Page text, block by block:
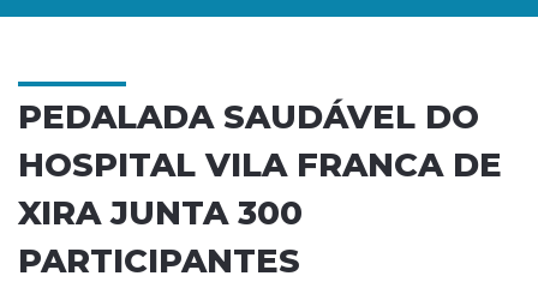
PEDALADA SAUDÁVEL DO
HOSPITAL VILA FRANCA DE
XIRA JUNTA 300
PARTICIPANTES